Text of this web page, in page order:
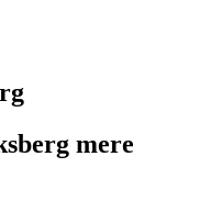
mere